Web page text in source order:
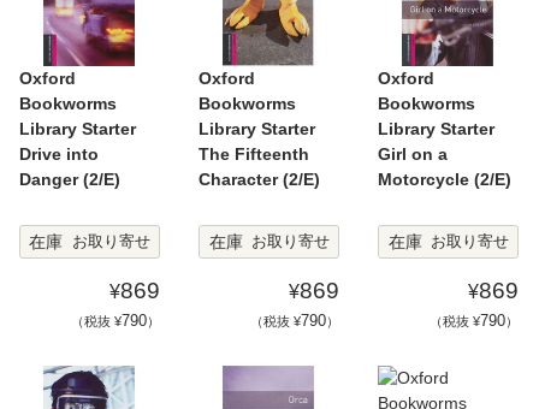
Oxford
Bookworms
Library Starter
Drive into
Danger (2/E)
在庫 お取り寄せ
¥869
（税抜 ¥790）
Oxford
Bookworms
Library Starter
The Fifteenth
Character (2/E)
在庫 お取り寄せ
¥869
（税抜 ¥790）
Oxford
Bookworms
Library Starter
Girl on a
Motorcycle (2/E)
在庫 お取り寄せ
¥869
（税抜 ¥790）